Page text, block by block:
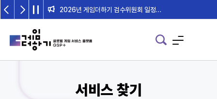
2026년 게임더하기 검수위원회 일정 안내
서비스 찾기